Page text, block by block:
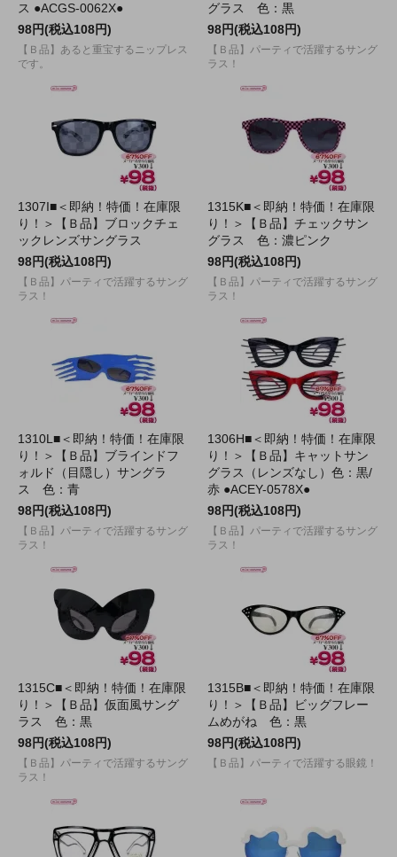
ス ●ACGS-0062X●
98円(税込108円)
【Ｂ品】あると重宝するニップレス
です。
グラス 色：黒
98円(税込108円)
【Ｂ品】パーティで活躍するサング
ラス！
1307I■＜即納！特価！在庫限
り！＞【Ｂ品】ブロックチェ
ックレンズサングラス
98円(税込108円)
【Ｂ品】パーティで活躍するサング
ラス！
1315K■＜即納！特価！在庫限
り！＞【Ｂ品】チェックサン
グラス 色：濃ピンク
98円(税込108円)
【Ｂ品】パーティで活躍するサング
ラス！
1310L■＜即納！特価！在庫限
り！＞【Ｂ品】ブラインドフ
ォルド（目隠し）サングラ
ス 色：青
98円(税込108円)
【Ｂ品】パーティで活躍するサング
ラス！
1306H■＜即納！特価！在庫限
り！＞【Ｂ品】キャットサン
グラス（レンズなし）色：黒/
赤 ●ACEY-0578X●
98円(税込108円)
【Ｂ品】パーティで活躍するサング
ラス！
1315C■＜即納！特価！在庫限
り！＞【Ｂ品】仮面風サング
ラス 色：黒
98円(税込108円)
【Ｂ品】パーティで活躍するサング
ラス！
1315B■＜即納！特価！在庫限
り！＞【Ｂ品】ビッグフレー
ムめがね 色：黒
98円(税込108円)
【Ｂ品】パーティで活躍する眼鏡！